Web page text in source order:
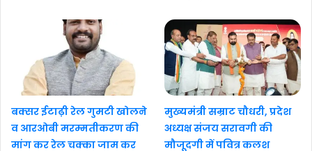
बक्सर ईटाढ़ी रेल गुमटी खोलने
व आरओबी मरम्मतीकरण की
मांग कर रेल चक्का जाम कर
मुख्यमंत्री सम्राट चौधरी, प्रदेश
अध्यक्ष संजय सरावगी की
मौजूदगी में पवित्र कलश